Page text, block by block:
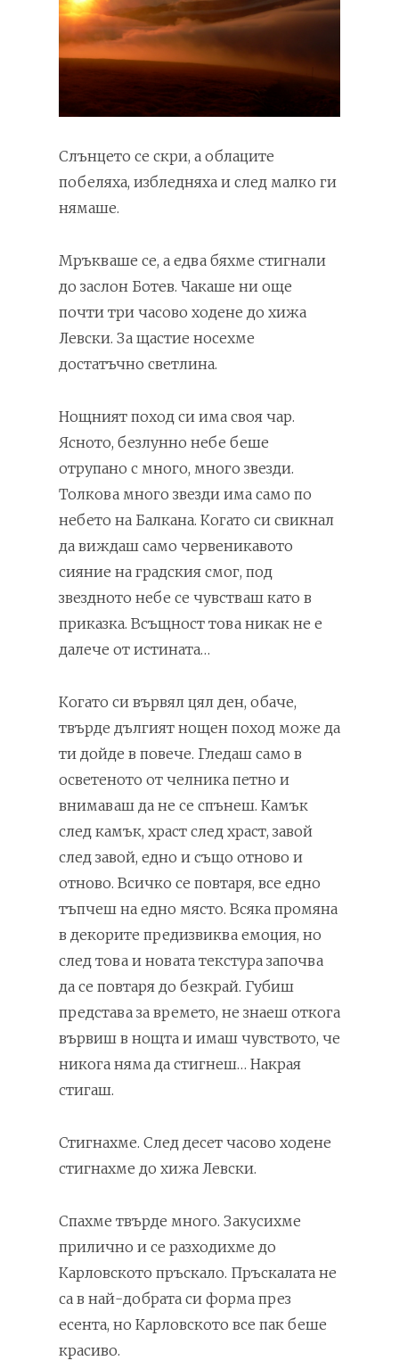
Слънцето се скри, а облаците
побеляха, избледняха и след малко ги
нямаше.
Мръкваше се, а едва бяхме стигнали
до заслон Ботев. Чакаше ни още
почти три часово ходене до хижа
Левски. За щастие носехме
достатъчно светлина.
Нощният поход си има своя чар.
Ясното, безлунно небе беше
отрупано с много, много звезди.
Толкова много звезди има само по
небето на Балкана. Когато си свикнал
да виждаш само червеникавото
сияние на градския смог, под
звездното небе се чувстваш като в
приказка. Всъщност това никак не е
далече от истината…
Когато си вървял цял ден, обаче,
твърде дългият нощен поход може да
ти дойде в повече. Гледаш само в
осветеното от челника петно и
внимаваш да не се спънеш. Камък
след камък, храст след храст, завой
след завой, едно и също отново и
отново. Всичко се повтаря, все едно
тъпчеш на едно място. Всяка промяна
в декорите предизвиква емоция, но
след това и новата текстура започва
да се повтаря до безкрай. Губиш
представа за времето, не знаеш откога
вървиш в нощта и имаш чувството, че
никога няма да стигнеш… Накрая
стигаш.
Стигнахме. След десет часово ходене
стигнахме до хижа Левски.
Спахме твърде много. Закусихме
прилично и се разходихме до
Карловското пръскало. Пръскалата не
са в най-добрата си форма през
есента, но Карловското все пак беше
красиво.